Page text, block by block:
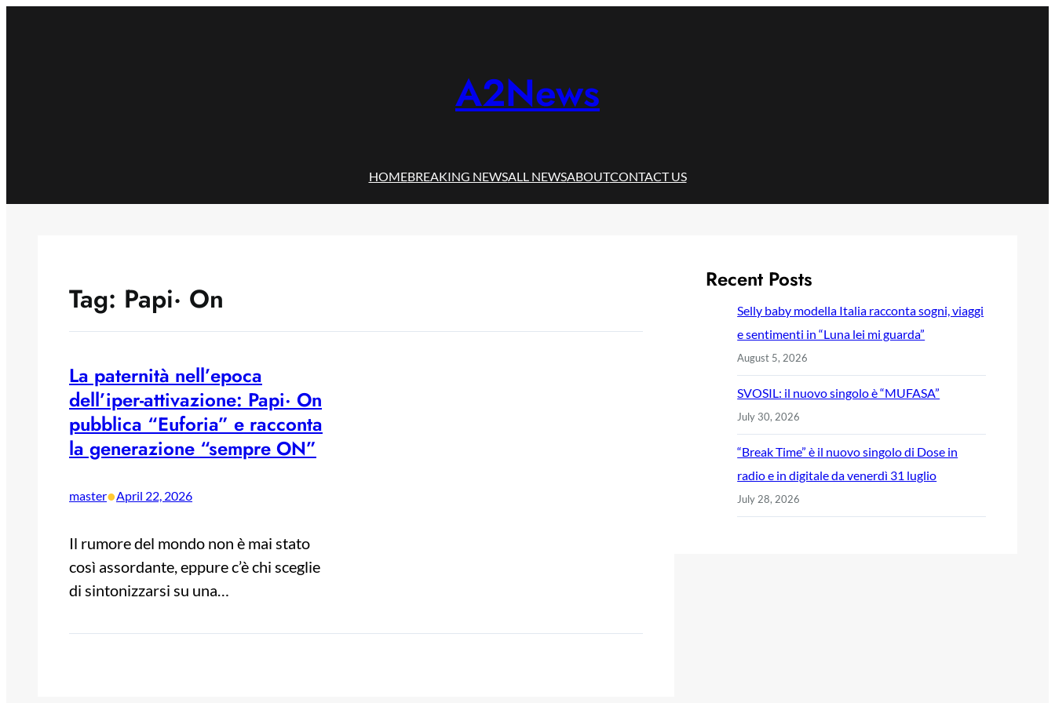
A2News
HOMEBREAKING NEWSALL NEWSABOUTCONTACT US
Tag: Papi· On
La paternità nell’epoca
dell’iper-attivazione: Papi· On
pubblica “Euforia” e racconta
la generazione “sempre ON”
master•April 22, 2026
Il rumore del mondo non è mai stato
così assordante, eppure c’è chi sceglie
di sintonizzarsi su una…
Recent Posts
Selly baby modella Italia racconta sogni, viaggi
e sentimenti in “Luna lei mi guarda”
August 5, 2026
SVOSIL: il nuovo singolo è “MUFASA”
July 30, 2026
“Break Time” è il nuovo singolo di Dose in
radio e in digitale da venerdì 31 luglio
July 28, 2026